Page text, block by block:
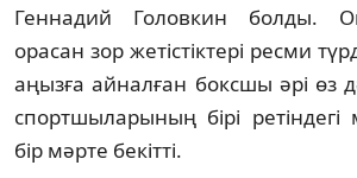
Геннадий Головкин болды.
орасан зор жетістіктері ресми
аңызға айналған боксшы әрі өз
спортшыларының бірі ретіндегі
бір мәрте бекітті.